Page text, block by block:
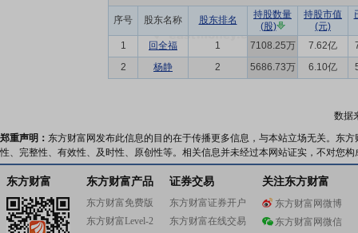
序号 股东名称 股东排名
持股数量
(股)
持股市值
(元)
1 回全福 1 7108.25万 7.62亿
2
杨静 2 5686.73万 6.10亿
数据
郑重声明： 东方财富网发布此信息的目的在于传播更多信息，与本站立场无关。东
性、完整性、有效性、及时性、原创性等。相关信息并未经过本网站证实，不对您
东方财富 东方财富产品
东方财富免费版
东方财富Level-2
证券交易
东方财富证券开户
东方财富在线交易
关注东方财富
东方财富网微博
东方财富网微信